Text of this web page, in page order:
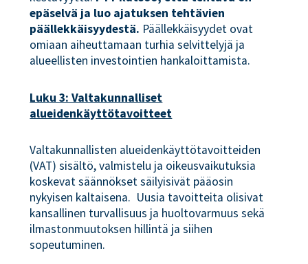
epäselvä ja luo ajatuksen tehtävien
päällekkäisyydestä. Päällekkäisyydet ovat
omiaan aiheuttamaan turhia selvittelyjä ja
alueellisten investointien hankaloittamista.
Luku 3: Valtakunnalliset
alueidenkäyttötavoitteet
Valtakunnallisten alueidenkäyttötavoitteiden
(VAT) sisältö, valmistelu ja oikeusvaikutuksia
koskevat säännökset säilyisivät pääosin
nykyisen kaltaisena. Uusia tavoitteita olisivat
kansallinen turvallisuus ja huoltovarmuus sekä
ilmastonmuutoksen hillintä ja siihen
sopeutuminen.